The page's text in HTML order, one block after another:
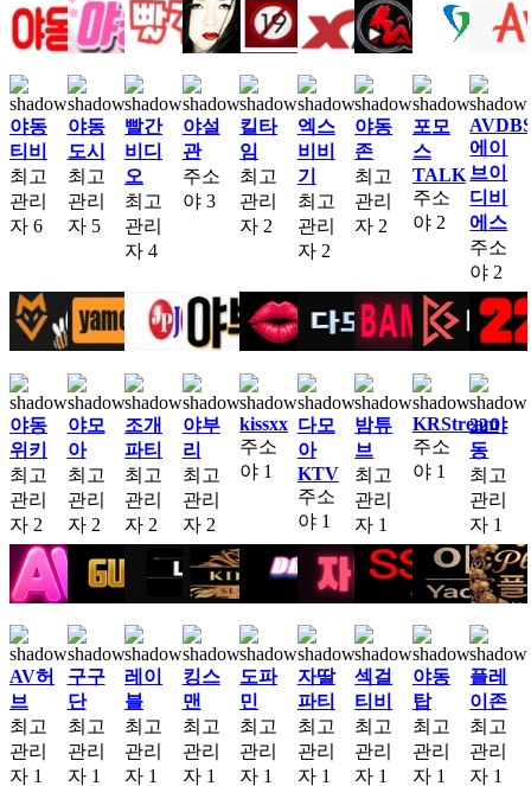
야동
티비
최고
관리
자 6
야동
도시
최고
관리
자 5
빨간
비디
오
최고
관리
자 4
야설
관
주소
야 3
킬타
임
최고
관리
자 2
엑스
비비
기
최고
관리
자 2
야동
존
최고
관리
자 2
포모
스
TALK
주소
야 2
에이
브이
디비
에스
주소
야 2
야동
위키
최고
관리
자 2
야모
아
최고
관리
자 2
조개
파티
최고
관리
자 2
야부
리
최고
관리
자 2
kissxx
주소
야 1
다모
아
KTV
주소
야 1
밤튜
브
최고
관리
자 1
KRStream
주소
야 1
22야
동
최고
관리
자 1
AV허
브
최고
관리
자 1
구구
단
최고
관리
자 1
레이
블
최고
관리
자 1
킹스
맨
최고
관리
자 1
도파
민
최고
관리
자 1
자딸
파티
최고
관리
자 1
섹걸
티비
최고
관리
자 1
야동
탑
최고
관리
자 1
플레
이존
최고
관리
자 1